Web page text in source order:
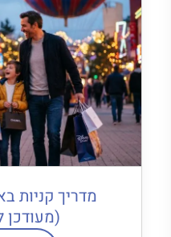
מדריך קניות
(מעודכן